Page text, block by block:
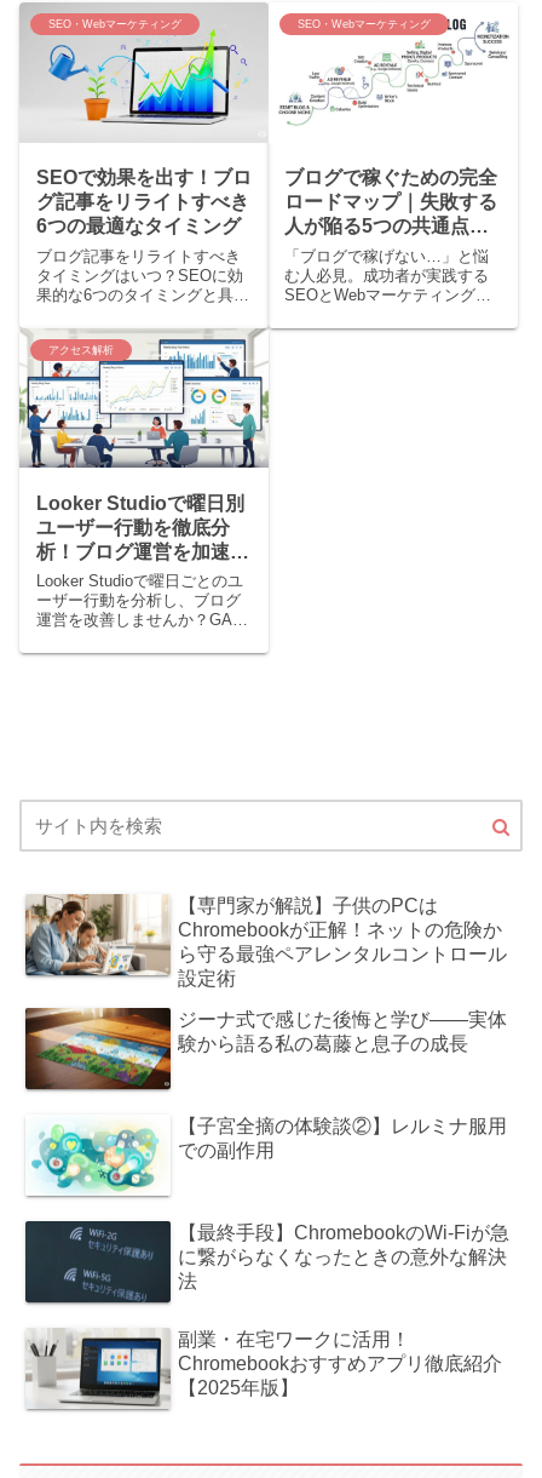
SEO・Webマーケティング
SEOで効果を出す！ブロ
グ記事をリライトすべき
6つの最適なタイミング
ブログ記事をリライトすべき
タイミングはいつ？SEOに効
果的な6つのタイミングと具体
セスを効率よく増やし、検索
順位を上げる方法を紹介しま
す。
SEO・Webマーケティング
ブログで稼ぐための完全
ロードマップ｜失敗する
人が陥る5つの共通点と
解決策
「ブログで稼げない…」と悩
む人必見。成功者が実践する
SEOとWebマーケティングの
る5つの罠と解決策を解説しま
アクセス解析
Looker Studioで曜日別
ユーザー行動を徹底分
析！ブログ運営を加速さ
せる方法
Looker Studioで曜日ごとのユ
ーザー行動を分析し、ブログ
運営を改善しませんか？GA4
記事の投稿タイミングや最適
【専門家が解説】子供のPCは
Chromebookが正解！ネットの危険か
ら守る最強ペアレンタルコントロール
設定術
ジーナ式で感じた後悔と学び――実体
験から語る私の葛藤と息子の成長
【子宮全摘の体験談②】レルミナ服用
での副作用
【最終手段】ChromebookのWi-Fiが急
に繋がらなくなったときの意外な解決
法
副業・在宅ワークに活用！
Chromebookおすすめアプリ徹底紹介
【2025年版】